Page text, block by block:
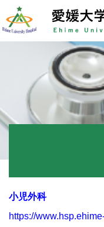
Skip
to
content
小児外科
https://